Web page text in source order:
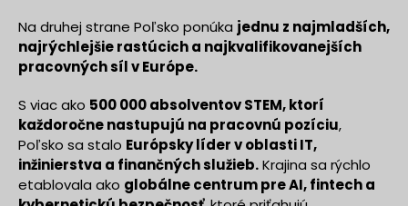
Na druhej strane Poľsko ponúka jednu z najmladších,
najrýchlejšie rastúcich a najkvalifikovanejších
pracovných síl v Európe.
S viac ako 500 000 absolventov STEM, ktorí
každoročne nastupujú na pracovnú pozíciu,
Poľsko sa stalo Európsky líder v oblasti IT,
inžinierstva a finančných služieb.Krajina sa rýchlo
etablovala ako globálne centrum pre AI, fintech a